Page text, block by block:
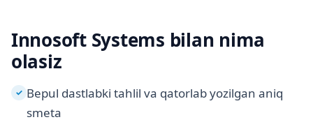
Innosoft Systems bilan nima
olasiz
✓ Bepul dastlabki tahlil va qatorlab yozilgan aniq
smeta